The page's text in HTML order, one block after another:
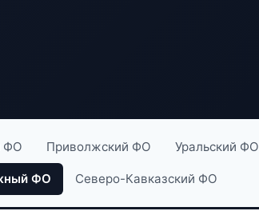
ФО Приволжский ФО Уральский ФО
ФО Северо-Кавказский ФО